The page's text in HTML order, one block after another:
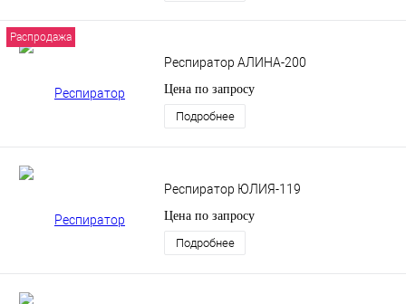
Распродажа
Респиратор АЛИНА-200
Цена по запросу
Подробнее
Респиратор ЮЛИЯ-119
Цена по запросу
Подробнее